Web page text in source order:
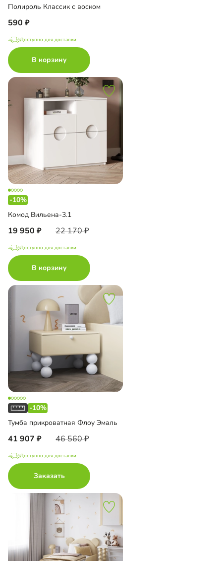
Полироль Классик с воском
590
Доступно для доставки
В корзину
-10%
Комод Вильена-3.1
19 950 22 170
Доступно для доставки
В корзину
-10%
Тумба прикроватная Флоу Эмаль
41 907 46 560
Доступно для доставки
Заказать